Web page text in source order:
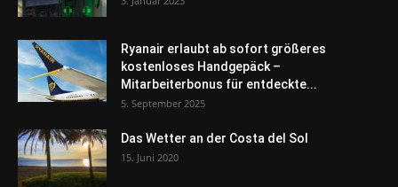
Ryanair erlaubt ab sofort größeres
kostenloses Handgepäck –
Mitarbeiterbonus für entdeckte...
5. September 2025
Das Wetter an der Costa del Sol
15. Juni 2020